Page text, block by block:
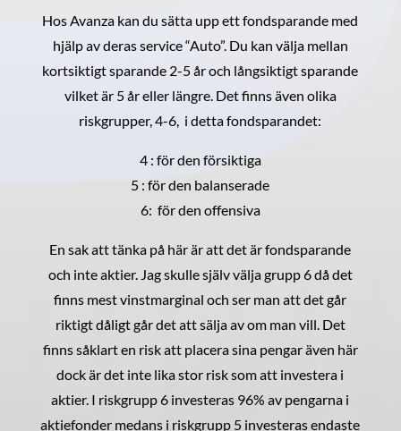
Hos Avanza kan du sätta upp ett fondsparande med
hjälp av deras service “Auto”. Du kan välja mellan
kortsiktigt sparande 2-5 år och långsiktigt sparande
vilket är 5 år eller längre. Det finns även olika
riskgrupper, 4-6, i detta fondsparandet:
4 : för den försiktiga
5 : för den balanserade
6: för den offensiva
En sak att tänka på här är att det är fondsparande
och inte aktier. Jag skulle själv välja grupp 6 då det
finns mest vinstmarginal och ser man att det går
riktigt dåligt går det att sälja av om man vill. Det
finns såklart en risk att placera sina pengar även här
dock är det inte lika stor risk som att investera i
aktier. I riskgrupp 6 investeras 96% av pengarna i
aktiefonder medans i riskgrupp 5 investeras endaste